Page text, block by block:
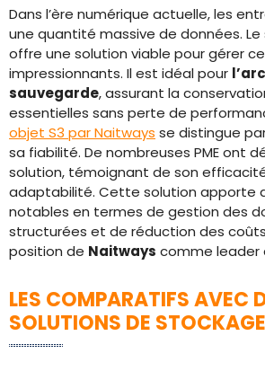
Dans l’ère numérique actuelle, les
une quantité massive de données.
offre une solution viable pour gérer
impressionnants. Il est idéal pour
sauvegarde, assurant la
essentielles sans perte de
objet S3 par Naitways se distingue
sa fiabilité. De nombreuses PME ont
solution, témoignant de son
adaptabilité. Cette solution apporte
notables en termes de gestion des
structurées et de réduction des
position de Naitways comme leader
LES COMPARATIFS AVEC
SOLUTIONS DE STOCKAGE